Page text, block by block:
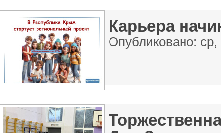
Карьера
Опубликовано: ср,